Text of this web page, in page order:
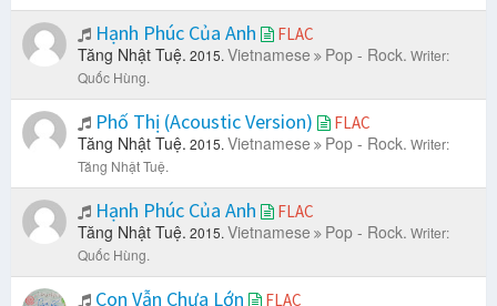
Hạnh Phúc Của Anh FLAC
Tăng Nhật Tuệ. 2015. Vietnamese Pop - Rock. Writer:
Quốc Hùng.
Phố Thị (Acoustic Version) FLAC
Tăng Nhật Tuệ. 2015. Vietnamese Pop - Rock. Writer:
Tăng Nhật Tuệ.
Hạnh Phúc Của Anh FLAC
Tăng Nhật Tuệ. 2015. Vietnamese Pop - Rock. Writer:
Quốc Hùng.
Con Vẫn Chưa Lớn FLAC